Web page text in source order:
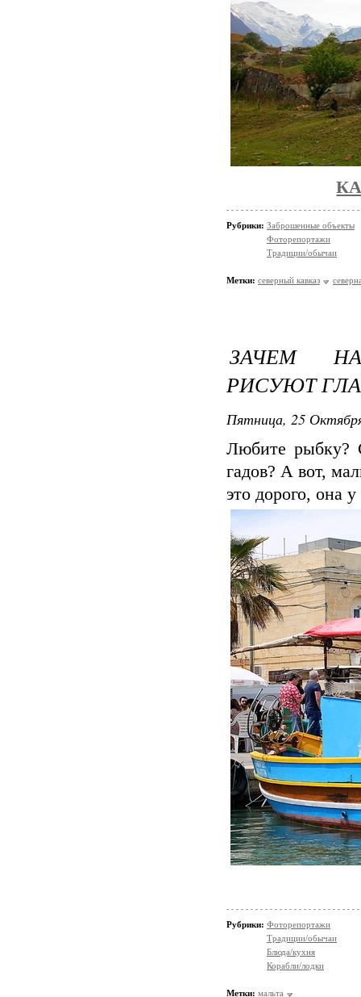
Рубрики: Заброшенные объекты
Фоторепортажи
Традиции/обычаи
Метки: северный кавказ
ЗАЧЕМ
РИСУЮТ
Пятница, 25
Любите рыбку?
гадов? А вот,
это дорого, она
Рубрики: Фоторепортажи
Традиции/обычаи
Блюда/кухня
Корабли/лодки
Метки: мальта